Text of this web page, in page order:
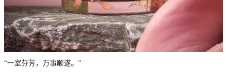
“一室芬芳，万事顺遂。”